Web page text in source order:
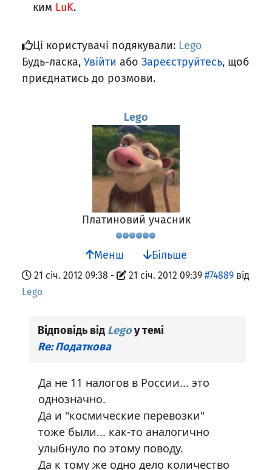
ким LuK.
Ці користувачі подякували: Lego
Будь-ласка, Увійти або Зареєструйтесь, щоб
приєднатись до розмови.
Lego
Платиновий учасник
Менш Більше
21 січ. 2012 09:38 - 21 січ. 2012 09:39 #74889 від
Lego
Відповідь від Legoу темі
Re: Податкова
Да не 11 налогов в России... это
однозначно.
Да и "космические перевозки"
тоже были... как-то аналогично
улыбнуло по этому поводу.
Да к тому же одно дело количество